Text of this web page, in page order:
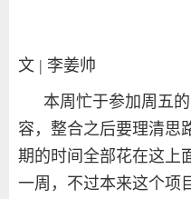
文 | 李姜帅
本周忙于参加周五
容，整合之后要理清思
期的时间全部花在这上
一周，不过本来这个项